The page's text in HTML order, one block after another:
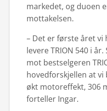
markedet, og duoen
mottakelsen.
– Det er første året vi
levere TRION 540 i
mot bestselgeren
hovedforskjellen at
økt motoreffekt, 306
forteller Ingar.